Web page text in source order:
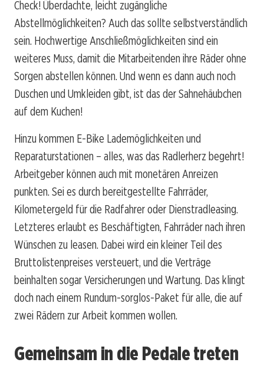
Check! Überdachte, leicht zugängliche
Abstellmöglichkeiten? Auch das sollte selbstverständlich
sein. Hochwertige Anschließmöglichkeiten sind ein
weiteres Muss, damit die Mitarbeitenden ihre Räder ohne
Sorgen abstellen können. Und wenn es dann auch noch
Duschen und Umkleiden gibt, ist das der Sahnehäubchen
auf dem Kuchen!
Hinzu kommen E-Bike Lademöglichkeiten und
Reparaturstationen – alles, was das Radlerherz begehrt!
Arbeitgeber können auch mit monetären Anreizen
punkten. Sei es durch bereitgestellte Fahrräder,
Kilometergeld für die Radfahrer oder Dienstradleasing.
Letzteres erlaubt es Beschäftigten, Fahrräder nach ihren
Wünschen zu leasen. Dabei wird ein kleiner Teil des
Bruttolistenpreises versteuert, und die Verträge
beinhalten sogar Versicherungen und Wartung. Das klingt
doch nach einem Rundum-sorglos-Paket für alle, die auf
zwei Rädern zur Arbeit kommen wollen.
Gemeinsam in die Pedale treten